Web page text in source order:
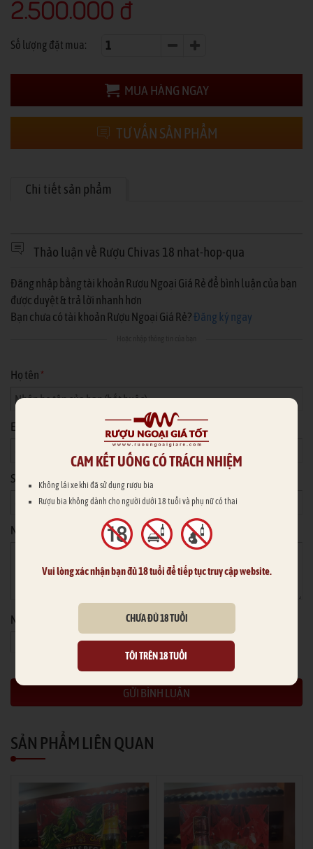
2.500.000 đ
Số lượng đặt mua:
MUA HÀNG NGAY
TƯ VẤN SẢN PHẨM
Chi tiết sản phẩm
Thảo luận về Rượu Chivas 18 nhat-hop-qua
Đăng nhập bằng tài khoản Rượu Ngoại Giá Rẻ để bình luận của bạn
được duyệt & trả lời nhanh hơn
Bạn chưa có tài khoản Rượu Ngoại Giá Rẻ?Đăng ký ngay
Họ tên *
Email
Số điện thoại
Nội dung
Nhập mã an toàn
SẢN PHẨM LIÊN QUAN
CAM KẾT UỐNG CÓ TRÁCH NHIỆM
Không lái xe khi đã sử dụng rượu bia
Rượu bia không dành cho người dưới 18 tuổi và phụ nữ có thai
Vui lòng xác nhận bạn đủ 18 tuổi để tiếp tục truy cập website.
CHƯA ĐỦ 18 TUỔI
TÔI TRÊN 18 TUỔI